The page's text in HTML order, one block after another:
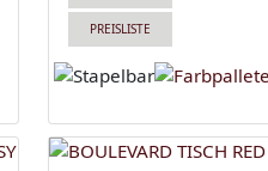
PREISLISTE